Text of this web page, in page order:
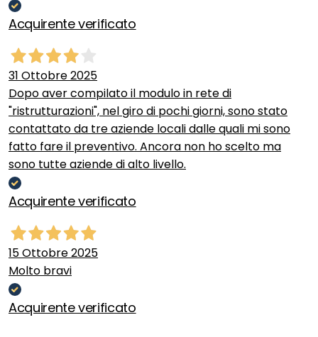
Acquirente verificato
31 Ottobre 2025
Dopo aver compilato il modulo in rete di
"ristrutturazioni", nel giro di pochi giorni, sono stato
contattato da tre aziende locali dalle quali mi sono
fatto fare il preventivo. Ancora non ho scelto ma
sono tutte aziende di alto livello.
Acquirente verificato
15 Ottobre 2025
Molto bravi
Acquirente verificato